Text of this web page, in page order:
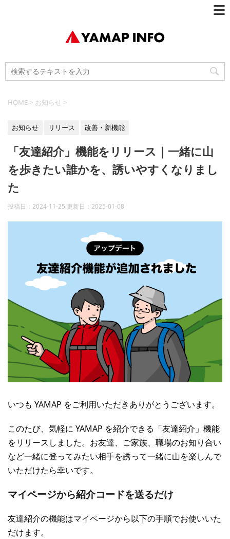
HOME > お知らせ >
お知らせ リリース 改善・新機能
「友達紹介」機能をリリース｜一緒に山
を歩きたい誰かを、誘いやすくなりまし
た
投稿日：2024-11-25 更新日： 2025-01-08
いつも YAMAP をご利用いただきありがとうございます。
このたび、気軽に YAMAP を紹介できる「友達紹介」機能
をリリースしました。お友達、ご家族、職場のお知り合い
など一緒に登ってみたい相手を誘って一緒に山を楽しんで
いただけたら幸いです。
マイページから紹介コードを送るだけ
友達紹介の機能はマイページから以下の手順でお使いいた
だけます。